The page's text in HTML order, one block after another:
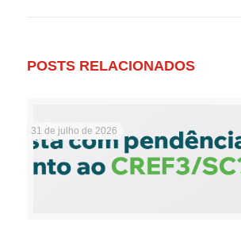
POSTS RELACIONADOS
31 de julho de 2026